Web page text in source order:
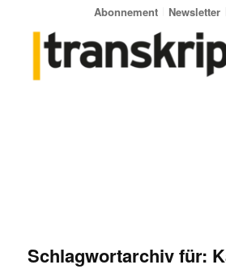
Abonnement Newsletter
Schlagwortarchiv für: